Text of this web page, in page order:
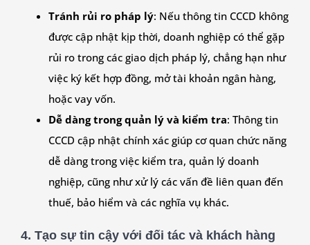
Tránh rủi ro pháp lý: Nếu thông tin CCCD không
được cập nhật kịp thời, doanh nghiệp có thể gặp
rủi ro trong các giao dịch pháp lý, chẳng hạn như
việc ký kết hợp đồng, mở tài khoản ngân hàng,
hoặc vay vốn.
Dễ dàng trong quản lý và kiểm tra: Thông tin
CCCD cập nhật chính xác giúp cơ quan chức năng
dễ dàng trong việc kiểm tra, quản lý doanh
nghiệp, cũng như xử lý các vấn đề liên quan đến
thuế, bảo hiểm và các nghĩa vụ khác.
4. Tạo sự tin cậy với đối tác và khách hàng